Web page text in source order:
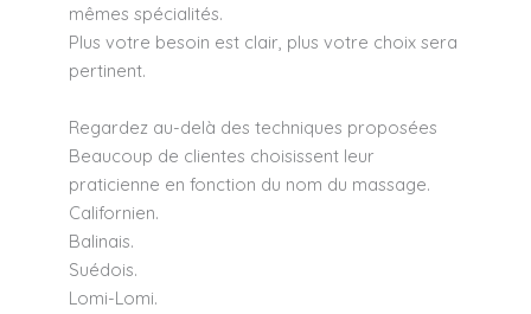
mêmes spécialités.
Plus votre besoin est clair, plus votre choix sera
pertinent.
Regardez au-delà des techniques proposées
Beaucoup de clientes choisissent leur
praticienne en fonction du nom du massage.
Californien.
Balinais.
Suédois.
Lomi-Lomi.